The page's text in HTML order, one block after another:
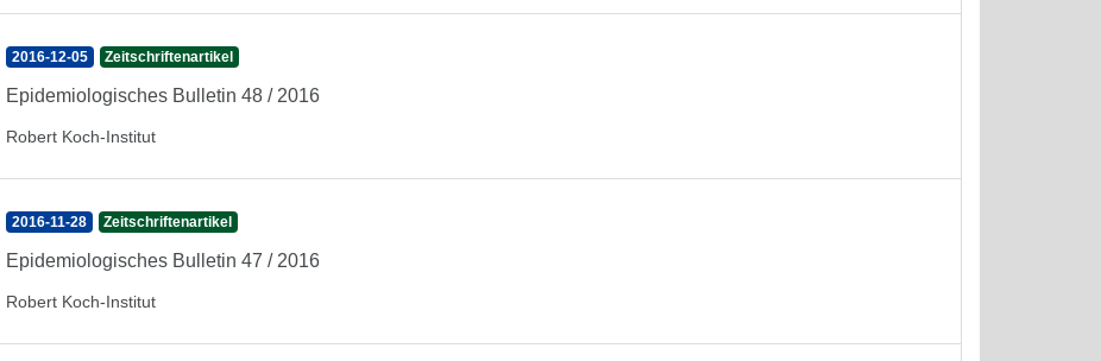
2016-12-05 Zeitschriftenartikel
Epidemiologisches Bulletin 48 / 2016
Robert Koch-Institut
2016-11-28 Zeitschriftenartikel
Epidemiologisches Bulletin 47 / 2016
Robert Koch-Institut